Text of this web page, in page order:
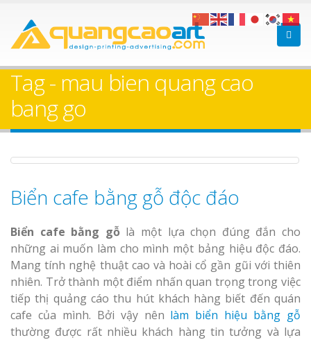
Tag - mau bien quang cao
bang go
Biển cafe bằng gỗ độc đáo
Biển cafe bằng gỗ là một lựa chọn đúng đắn cho
những ai muốn làm cho mình một bảng hiệu độc đáo.
Mang tính nghệ thuật cao và hoài cổ gần gũi với thiên
nhiên. Trở thành một điểm nhấn quan trọng trong việc
tiếp thị quảng cáo thu hút khách hàng biết đến quán
cafe của mình. Bởi vậy nên làm biển hiệu bằng gỗ
thường được rất nhiều khách hàng tin tưởng và lựa
Làm bảng hiệu gỗ tại
Bảng gỗ treo cửa
Làm bảng hiệu gỗ tại
Biên Hòa
Làm Biển
Thuận An
Thi công
cáo Thuận
Dương